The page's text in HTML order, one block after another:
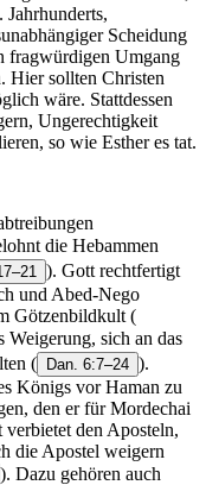
Scheidung
fragwürdigen Umgang
Hier sollten Christen
wäre. Stattdessen
Ungerechtigkeit
so wie Esther es tat.
die Hebammen
). Gott rechtfertigt
und Abed-Nego
Götzenbildkult (
sich an das
( Dan. 6:7–24 ).
Königs vor Haman zu
den er für Mordechai
den Aposteln,
die Apostel weigern
). Dazu gehören auch